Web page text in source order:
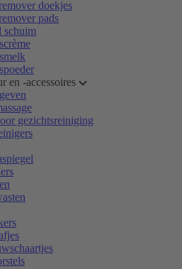
doekjes
pads
schuim
en -accessoires
gezichtsreiniging